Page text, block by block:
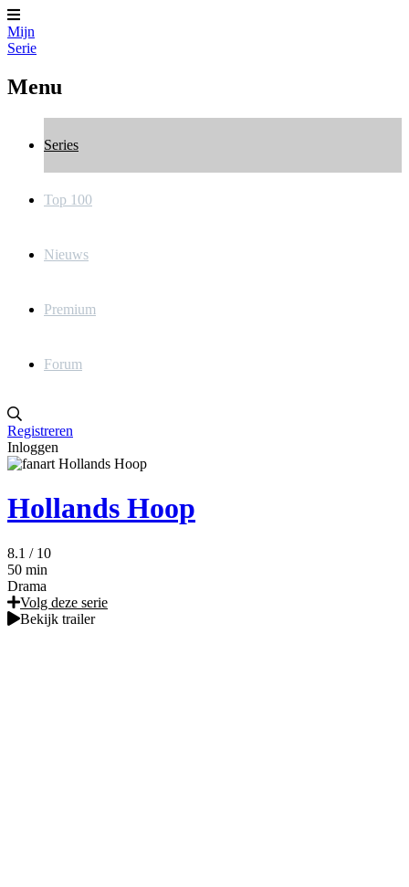
Mijn
Serie
Menu
Series
Top 100
Nieuws
Premium
Forum
Registreren
Inloggen
Hollands Hoop
8.1 / 10
50 min
Drama
Volg deze serie
Bekijk trailer